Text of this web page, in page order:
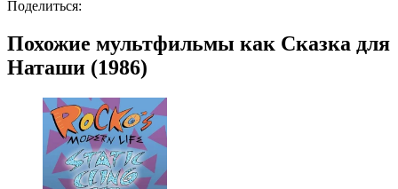
Поделиться:
Похожие мультфильмы как Сказка для
Наташи (1986)